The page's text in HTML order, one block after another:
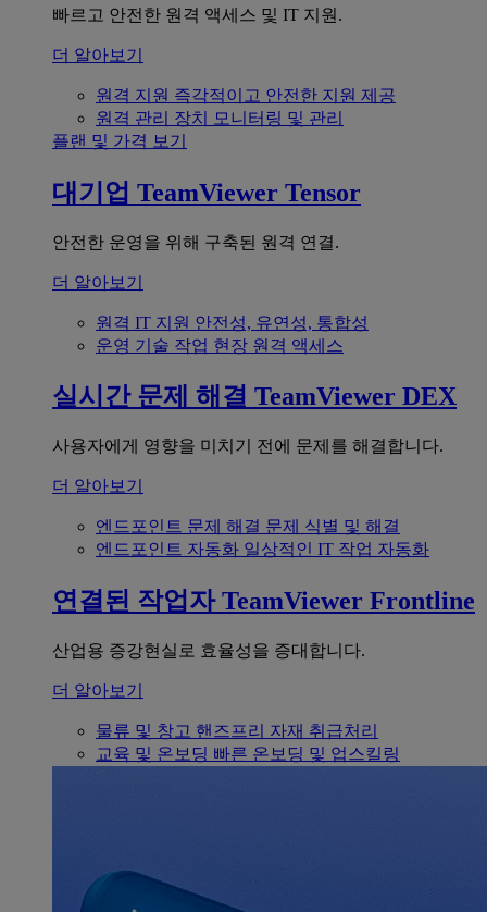
빠르고 안전한 원격 액세스 및 IT 지원.
더 알아보기
원격 지원 즉각적이고 안전한 지원 제공
원격 관리 장치 모니터링 및 관리
플랜 및 가격 보기
대기업 TeamViewer Tensor
안전한 운영을 위해 구축된 원격 연결.
더 알아보기
원격 IT 지원 안전성, 유연성, 통합성
운영 기술 작업 현장 원격 액세스
실시간 문제 해결 TeamViewer DEX
사용자에게 영향을 미치기 전에 문제를 해결합니다.
더 알아보기
엔드포인트 문제 해결 문제 식별 및 해결
엔드포인트 자동화 일상적인 IT 작업 자동화
연결된 작업자 TeamViewer Frontline
산업용 증강현실로 효율성을 증대합니다.
더 알아보기
물류 및 창고 핸즈프리 자재 취급처리
교육 및 온보딩 빠른 온보딩 및 업스킬링